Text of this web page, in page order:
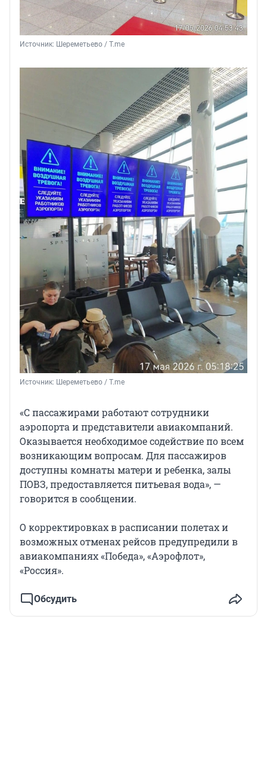
Источник: Шереметьево / T.me
Источник: Шереметьево / T.me
«С пассажирами работают сотрудники
аэропорта и представители авиакомпаний.
Оказывается необходимое содействие по всем
возникающим вопросам. Для пассажиров
доступны комнаты матери и ребенка, залы
ПОВЗ, предоставляется питьевая вода», —
говорится в сообщении.
О корректировках в расписании полетах и
возможных отменах рейсов предупредили в
авиакомпаниях «Победа», «Аэрофлот»,
«Россия».
Обсудить